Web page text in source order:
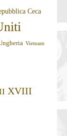
Ceca
Vietnam
XVIII